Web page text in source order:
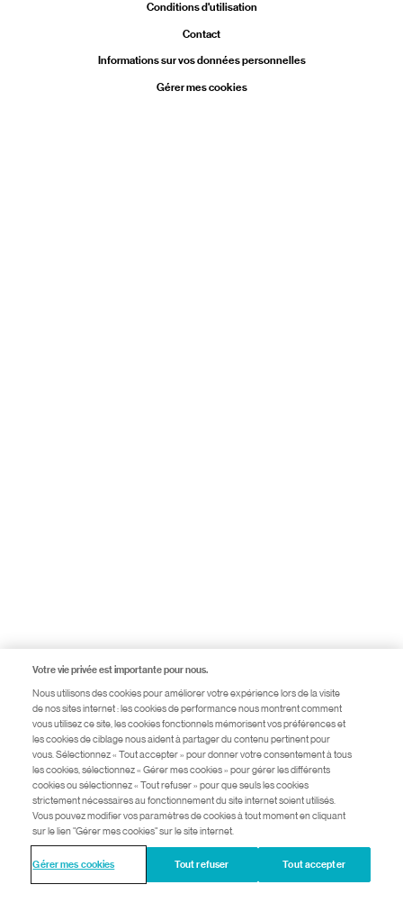
Conditions d'utilisation
Contact
Informations sur vos données personnelles
Gérer mes cookies
© 2026 Novartis Pharma SAS
218163 - Juin 2022
Ce site est destiné à un public en France.
Votre vie privée est importante pour nous.
Nous utilisons des cookies pour améliorer votre expérience lors de la visite
de nos sites internet : les cookies de performance nous montrent comment
vous utilisez ce site, les cookies fonctionnels mémorisent vos préférences et
les cookies de ciblage nous aident à partager du contenu pertinent pour
vous. Sélectionnez « Tout accepter » pour donner votre consentement à tous
les cookies, sélectionnez « Gérer mes cookies » pour gérer les différents
cookies ou sélectionnez « Tout refuser » pour que seuls les cookies
strictement nécessaires au fonctionnement du site internet soient utilisés.
Vous pouvez modifier vos paramètres de cookies à tout moment en cliquant
sur le lien "Gérer mes cookies" sur le site internet.
Gérer mes cookies Tout refuser Tout accepter